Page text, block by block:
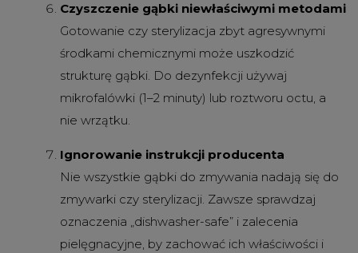
Czyszczenie gąbki niewłaściwymi metodami
Gotowanie czy sterylizacja zbyt agresywnymi
środkami chemicznymi może uszkodzić
strukturę gąbki. Do dezynfekcji używaj
mikrofalówki (1–2 minuty) lub roztworu octu, a
nie wrzątku.
Ignorowanie instrukcji producenta
Nie wszystkie gąbki do zmywania nadają się do
zmywarki czy sterylizacji. Zawsze sprawdzaj
oznaczenia „dishwasher-safe” i zalecenia
pielęgnacyjne, by zachować ich właściwości i